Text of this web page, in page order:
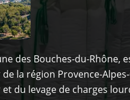
des Bouches-du-Rhône,
la région Provence-
du levage de charges